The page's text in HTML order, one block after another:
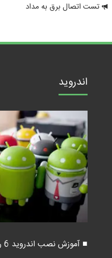
تست اتصال برق به مداد
اندروید
■ آموزش نصب اندروید 6 روی گلکسی اس 5